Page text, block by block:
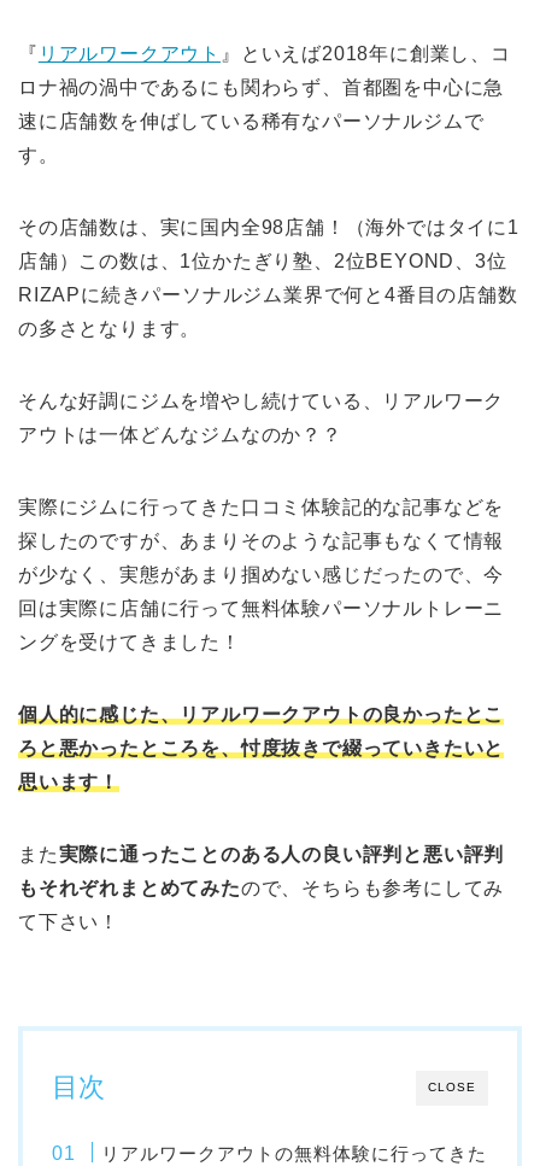
『 リアルワークアウト 』といえば2018年に創業し、コ
ロナ禍の渦中であるにも関わらず、首都圏を中心に急
速に店舗数を伸ばしている稀有なパーソナルジムで
す。
その店舗数は、実に国内全98店舗！（海外ではタイに1
店舗）この数は、1位かたぎり塾、2位BEYOND、3位
RIZAPに続きパーソナルジム業界で何と4番目の店舗数
の多さとなります。
そんな好調にジムを増やし続けている、リアルワーク
アウトは一体どんなジムなのか？？
実際にジムに行ってきた口コミ体験記的な記事などを
探したのですが、あまりそのような記事もなくて情報
が少なく、実態があまり掴めない感じだったので、今
回は実際に店舗に行って無料体験パーソナルトレーニ
ングを受けてきました！
個人的に感じた、リアルワークアウトの良かったとこ
ろと悪かったところを、忖度抜きで綴っていきたいと
思います！
また実際に通ったことのある人の良い評判と悪い評判
もそれぞれまとめてみたので、そちらも参考にしてみ
て下さい！
CLOSE
目次
リアルワークアウトの無料体験に行ってきた